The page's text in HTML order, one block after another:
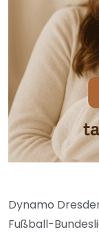
Dynamo
Fußball-